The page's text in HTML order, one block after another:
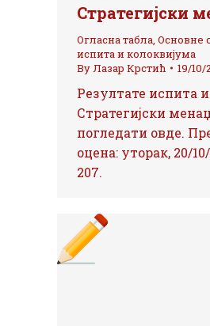
Стратегијски
Огласна табла, Основне
испита и колоквијума
ByЛазар Крстић 19/10/
Резултате испита
Стратегијски
погледати овде.
оцена: уторак, 20/
207.